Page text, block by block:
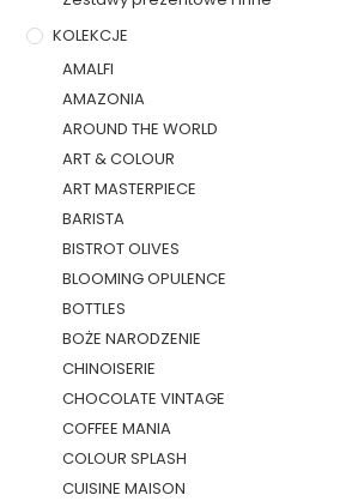
KOLEKCJE
AMALFI
AMAZONIA
AROUND THE WORLD
ART & COLOUR
ART MASTERPIECE
BARISTA
BISTROT OLIVES
BLOOMING OPULENCE
BOTTLES
BOŻE NARODZENIE
CHINOISERIE
CHOCOLATE VINTAGE
COFFEE MANIA
COLOUR SPLASH
CUISINE MAISON